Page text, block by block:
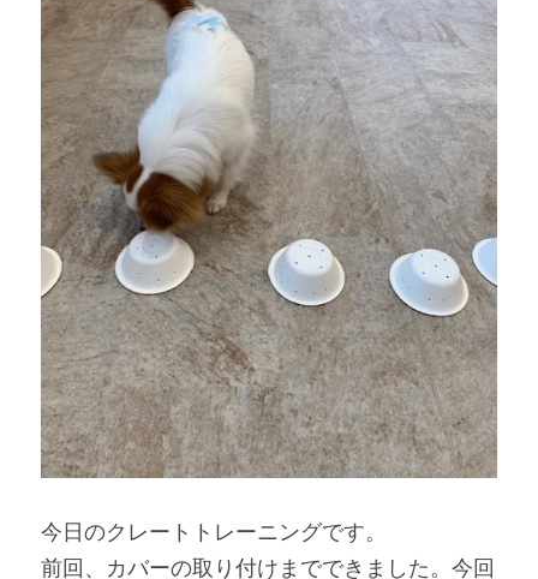
今日のクレートトレーニングです。
前回、カバーの取り付けまでできました。今回